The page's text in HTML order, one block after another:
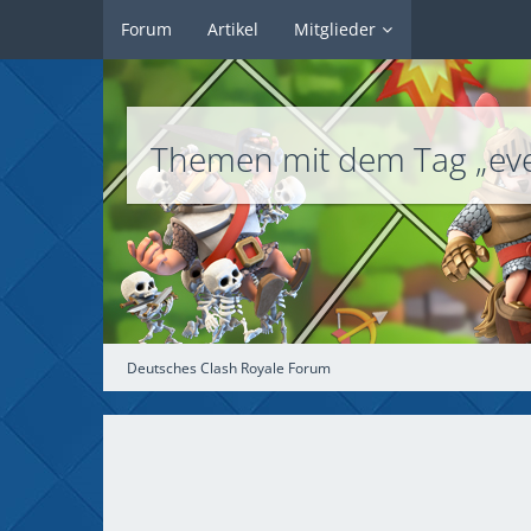
Forum Artikel Mitglieder
Deutsches Clash Royale Forum
Themen mit dem Tag